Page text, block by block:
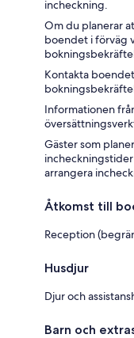
incheckning.
Om du planerar
boendet i förväg
Kontakta
Informationen
Gäster som
arrangera
Åtkomst till
Reception
Husdjur
Djur och
Barn och